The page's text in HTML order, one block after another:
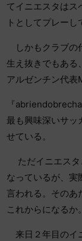
てイニエスタはス
トとしてプレーし
しかもクラブの
生え抜きでもある
アルゼンチン代表
『
最も興味深いサッ
せている。
ただイニエスタ
なっているが、実
言われる。そのあ
これからになるか。
来日２年目のイ